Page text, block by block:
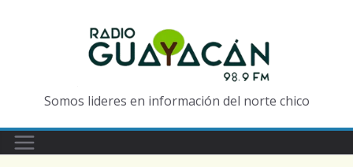
Somos lideres en información del norte chico